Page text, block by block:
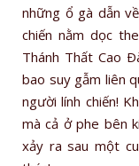
những ổ gà dẫn
chiến nằm dọc
Thánh Thất Cao
bao suy gẫm liên
người lính chiến!
mà cả ở phe bên
xảy ra sau một